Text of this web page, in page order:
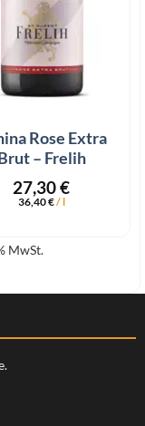
Rose Extra
– Frelih
27,30€
36,40€/l
MwSt.